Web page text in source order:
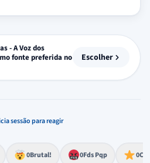
- A Voz dos
fonte preferida no
Escolher
sessão para reagir
forteprofundo
0Brutal!
de grande impacto 0Fds Pqp
frustração ou espanto extremo 0